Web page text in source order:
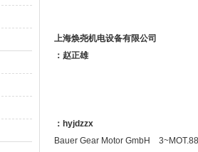
上海焕尧机电设备有限公司
：赵正雄
：hyjdzzx
Bauer Gear Motor GmbH